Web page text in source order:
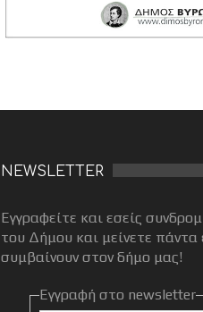
NEWSLETTER
Εγγραφείτε και εσείς
του Δήμου και μείνετε
συμβαίνουν στον δήμο μας!
Εγγραφή στο newsletter